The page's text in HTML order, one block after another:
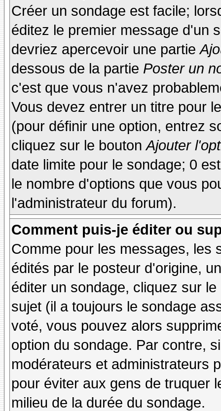
Créer un sondage est facile;
éditez le premier message d'un
devriez apercevoir une partie
dessous de la partie Poster un
c'est que vous n'avez
Vous devez entrer un titre pour
(pour définir une option, entrez
cliquez sur le boutonAjouter
date limite pour le sondage; 0
le nombre d'options que vous
l'administrateur du forum).
Comment puis-je éditer ou
Comme pour les messages, les
édités par le posteur d'origine,
éditer un sondage, cliquez sur
sujet (il a toujours le sondage
voté, vous pouvez alors
option du sondage. Par contre,
modérateurs et administrateurs
pour éviter aux gens de truquer
milieu de la durée du sondage.